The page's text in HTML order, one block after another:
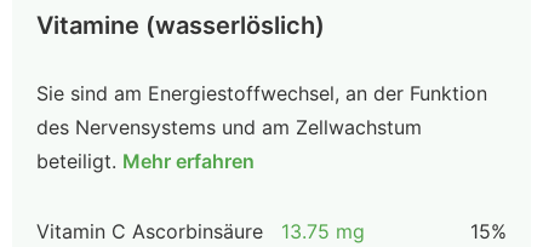
Vitamine (wasserlöslich)
Sie sind am Energiestoffwechsel, an der Funktion
des Nervensystems und am Zellwachstum
beteiligt. Mehr erfahren
Vitamin C Ascorbinsäure 13.75 mg 15%